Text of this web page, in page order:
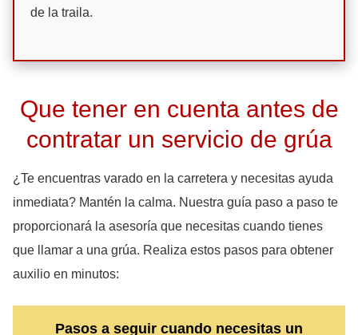
de la traila.
Que tener en cuenta antes de
contratar un servicio de grúa
¿Te encuentras varado en la carretera y necesitas ayuda
inmediata? Mantén la calma. Nuestra guía paso a paso te
proporcionará la asesoría que necesitas cuando tienes
que llamar a una grúa. Realiza estos pasos para obtener
auxilio en minutos:
Pasos a seguir cuando necesitas un